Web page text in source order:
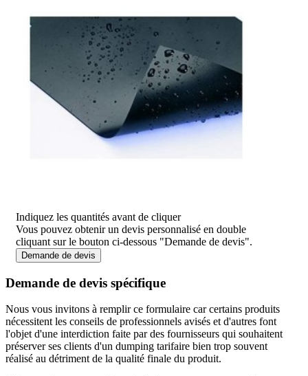
Indiquez les quantités avant de cliquer
Vous pouvez obtenir un devis personnalisé en double
cliquant sur le bouton ci-dessous "Demande de devis".
Demande de devis
Demande de devis spécifique
Nous vous invitons à remplir ce formulaire car certains produits
nécessitent les conseils de professionnels avisés et d'autres font
l'objet d'une interdiction faite par des fournisseurs qui souhaitent
préserver ses clients d'un dumping tarifaire bien trop souvent
réalisé au détriment de la qualité finale du produit.